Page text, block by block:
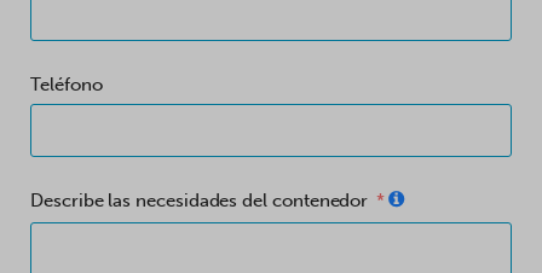
Teléfono
Describe las necesidades del contenedor